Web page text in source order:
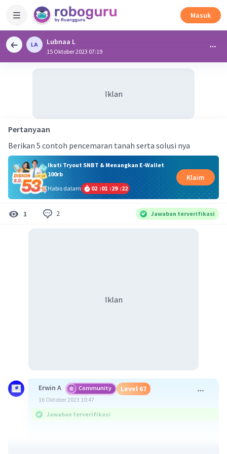
Masuk
Lubnaa L
15 Oktober 2023 07:19
Iklan
Pertanyaan
Berikan 5 contoh pencemaran tanah serta solusi nya
Ikuti Tryout SNBT & Menangkan E-Wallet
100rb
Habis dalam
02 :01 :29 :22
Klaim
1 2 Jawaban terverifikasi
Iklan
Erwin A Community Level 67
16 Oktober 2023 10:47
Jawaban terverifikasi